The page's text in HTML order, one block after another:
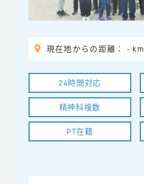
無料掲載申請フォーム
現在地からの距離： - km
24時間対応
精神科複数
PT在籍